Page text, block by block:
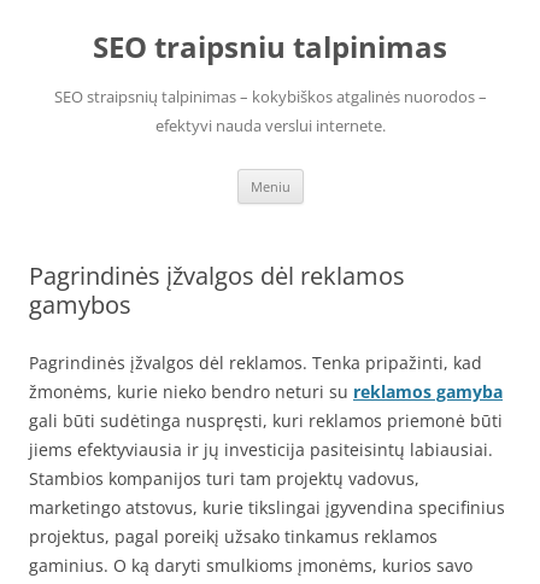
SEO traipsniu talpinimas
SEO straipsnių talpinimas – kokybiškos atgalinės nuorodos –
efektyvi nauda verslui internete.
Meniu
Pagrindinės įžvalgos dėl reklamos
gamybos
Pagrindinės įžvalgos dėl reklamos. Tenka pripažinti, kad
žmonėms, kurie nieko bendro neturi su reklamos gamyba
gali būti sudėtinga nuspręsti, kuri reklamos priemonė būti
jiems efektyviausia ir jų investicija pasiteisintų labiausiai.
Stambios kompanijos turi tam projektų vadovus,
marketingo atstovus, kurie tikslingai įgyvendina specifinius
projektus, pagal poreikį užsako tinkamus reklamos
gaminius. O ką daryti smulkioms įmonėms, kurios savo